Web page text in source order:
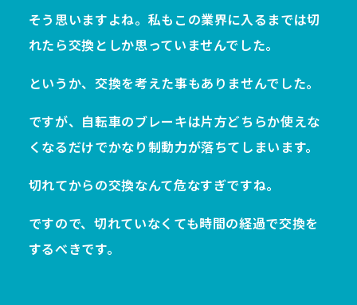
そう思いますよね。私もこの業界に入るまでは切
れたら交換としか思っていませんでした。
というか、交換を考えた事もありませんでした。
ですが、自転車のブレーキは片方どちらか使えな
くなるだけでかなり制動力が落ちてしまいます。
切れてからの交換なんて危なすぎですね。
ですので、切れていなくても時間の経過で交換を
するべきです。